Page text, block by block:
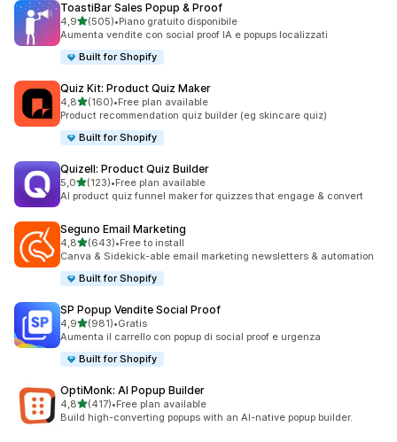
ToastiBar Sales Popup & Proof
4,9stelle su 5
(505)
505 recensioni totali
•Piano gratuito disponibile
Aumenta vendite con social proof IA e popups localizzati
Built for Shopify
Quiz Kit: Product Quiz Maker
4,8stelle su 5
(160)
160 recensioni totali
•Free plan available
Product recommendation quiz builder (eg skincare quiz)
Built for Shopify
Quizell: Product Quiz Builder
5,0stelle su 5
(123)
123 recensioni totali
•Free plan available
AI product quiz funnel maker for quizzes that engage & convert
Seguno Email Marketing
4,8stelle su 5
(643)
643 recensioni totali
•Free to install
Canva & Sidekick-able email marketing newsletters & automation
Built for Shopify
SP Popup Vendite Social Proof
4,9stelle su 5
(981)
981 recensioni totali
•Gratis
Aumenta il carrello con popup di social proof e urgenza
Built for Shopify
OptiMonk: AI Popup Builder
4,8stelle su 5
(417)
417 recensioni totali
•Free plan available
Build high-converting popups with an AI-native popup builder.